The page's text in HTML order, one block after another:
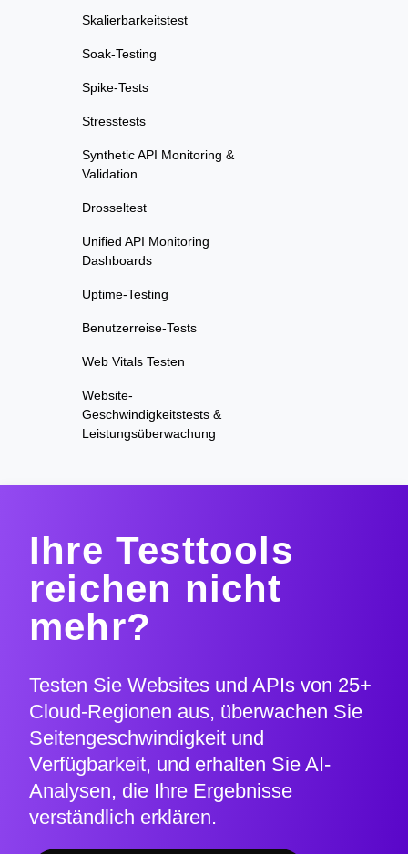
Skalierbarkeitstest
Soak-Testing
Spike-Tests
Stresstests
Synthetic API Monitoring &
Validation
Drosseltest
Unified API Monitoring
Dashboards
Uptime-Testing
Benutzerreise-Tests
Web Vitals Testen
Website-
Geschwindigkeitstests &
Leistungsüberwachung
Ihre Testtools
reichen nicht
mehr?
Testen Sie Websites und APIs von 25+
Cloud-Regionen aus, überwachen Sie
Seitengeschwindigkeit und
Verfügbarkeit, und erhalten Sie AI-
Analysen, die Ihre Ergebnisse
verständlich erklären.